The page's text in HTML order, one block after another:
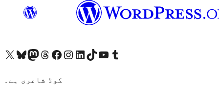
Visit our X (formerly Twitter) account
ہمارے بلیواسکائی اکاؤنٹ پر جائیں
Visit our Mastodon account
ہمارے ٹھریڈز اکاؤنٹ پر جائیں
Visit our Facebook page
Visit our Instagram account
Visit our LinkedIn account
ہمارے ٹک ٹاک اکاؤنٹ پر جائیں
Visit our YouTube channel
ہمارے ٹمبلر اکاؤنٹ پر جائیں
کوڈ شاعری ہے۔